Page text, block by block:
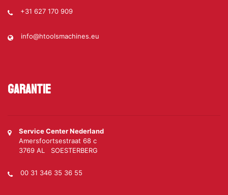
+31 627 170 909
info@htoolsmachines.eu
Garantie
Service Center Nederland
Amersfoortsestraat 68 c
3769 AL SOESTERBERG
00 31 346 35 36 55